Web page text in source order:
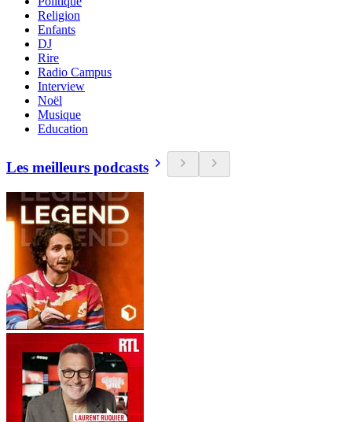
Religion
Enfants
DJ
Rire
Radio Campus
Interview
Noël
Musique
Education
Les meilleurs podcasts